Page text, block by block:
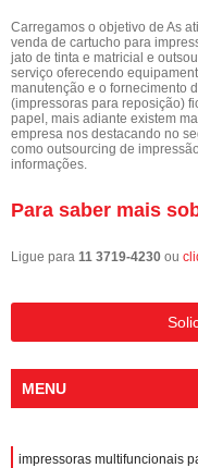
Carregamos o objetivo de As
venda de cartucho para
jato de tinta e matricial e
serviço oferecendo
manutenção e o fornecimento
(impressoras para reposição)
papel, mais adiante existem
empresa nos destacando no
como outsourcing de
informações.
Para saber mais
Ligue para 11 3719-4230 ou
MENU
impressoras multifuncionais